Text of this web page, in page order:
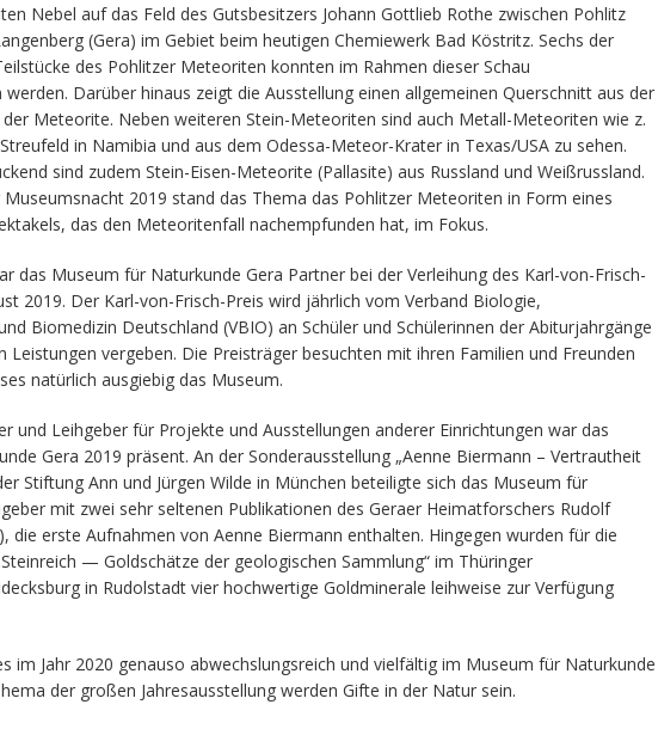
Nebel auf das Feld des Gutsbesitzers Johann Gottlieb Rothe zwischen Pohlitz
(Gera) im Gebiet beim heutigen Chemiewerk Bad Köstritz. Sechs der
des Pohlitzer Meteoriten konnten im Rahmen dieser Schau
Darüber hinaus zeigt die Ausstellung einen allgemeinen Querschnitt aus der
Meteorite. Neben weiteren Stein-Meteoriten sind auch Metall-Meteoriten wie z.
in Namibia und aus dem Odessa-Meteor-Krater in Texas/USA zu sehen.
sind zudem Stein-Eisen-Meteorite (Pallasite) aus Russland und Weißrussland.
Museumsnacht 2019 stand das Thema das Pohlitzer Meteoriten in Form eines
das den Meteoritenfall nachempfunden hat, im Fokus.
das Museum für Naturkunde Gera Partner bei der Verleihung des Karl-von-Frisch-
2019. Der Karl-von-Frisch-Preis wird jährlich vom Verband Biologie,
Biomedizin Deutschland (VBIO) an Schüler und Schülerinnen der Abiturjahrgänge
Leistungen vergeben. Die Preisträger besuchten mit ihren Familien und Freunden
natürlich ausgiebig das Museum.
und Leihgeber für Projekte und Ausstellungen anderer Einrichtungen war das
Gera 2019 präsent. An der Sonderausstellung „Aenne Biermann – Vertrautheit
Stiftung Ann und Jürgen Wilde in München beteiligte sich das Museum für
mit zwei sehr seltenen Publikationen des Geraer Heimatforschers Rudolf
die erste Aufnahmen von Aenne Biermann enthalten. Hingegen wurden für die
— Goldschätze der geologischen Sammlung“ im Thüringer
in Rudolstadt vier hochwertige Goldminerale leihweise zur Verfügung
im Jahr 2020 genauso abwechslungsreich und vielfältig im Museum für Naturkunde
der großen Jahresausstellung werden Gifte in der Natur sein.